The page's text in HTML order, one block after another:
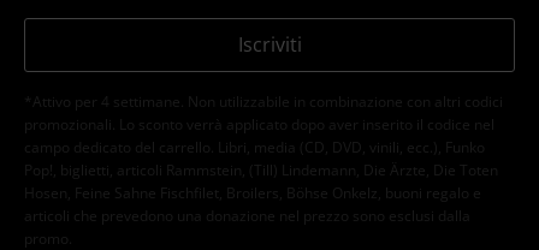
Iscriviti
*Attivo per 4 settimane. Non utilizzabile in combinazione con altri codici
promozionali. Lo sconto verrà applicato dopo aver inserito il codice nel
campo dedicato del carrello. Libri, media (CD, DVD, vinili, ecc.), Funko
Pop!, biglietti, articoli Rammstein, (Till) Lindemann, Die Ärzte, Die Toten
Hosen, Feine Sahne Fischfilet, Broilers, Böhse Onkelz, buoni regalo e
articoli che prevedono una donazione nel prezzo sono esclusi dalla
promo.